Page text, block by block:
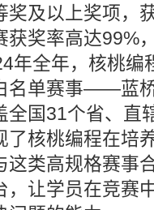
奖及以上奖项，
获奖率高达99%
年全年，核桃编
名单赛事——蓝
全国31个省、直
了核桃编程在培
这类高规格赛事
，让学员在竞赛